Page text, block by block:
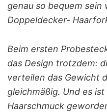
genau so bequem
Doppeldecker-
Beim ersten
das Design trotzdem:
verteilen das Gewicht
gleichmäßig. Und es
Haarschmuck